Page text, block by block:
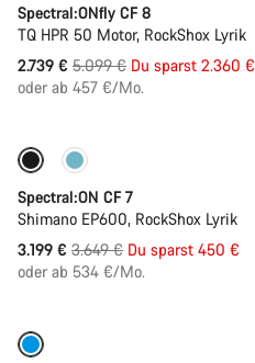
Spectral:ONfly CF 8
TQ HPR 50 Motor, RockShox Lyrik
2.739 € Ursprungspreis
5.099 € Du sparst 2.360 €
oder ab 457 €/Mo.
Nur verfügbar in XL
Spectral:ON CF 7
Shimano EP600, RockShox Lyrik
3.199 € Ursprungspreis
3.649 € Du sparst 450 €
oder ab 534 €/Mo.